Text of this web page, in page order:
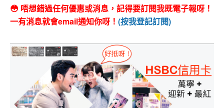
😳 唔想錯過任何優惠或消息，記得要訂閱我既電子報呀！
一有消息就會email通知你呀！ (按我登記訂閱)